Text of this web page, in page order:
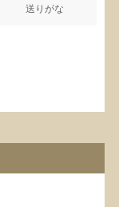
送りがな